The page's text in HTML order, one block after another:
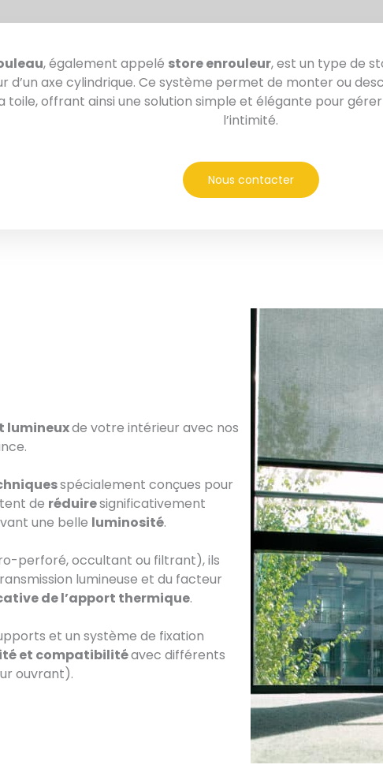
, également appelé store enrouleur, est un type de
d’un axe cylindrique. Ce système permet de monter ou
toile, offrant ainsi une solution simple et élégante pour
l’intimité.
Nous contacter
lumineuxde votre intérieur avec nos
spécialement conçues pour
de réduiresignificativement
une belle luminosité.
perforé, occultant ou filtrant), ils
lumineuse et du facteur
de l’apport thermique.
et un système de fixation
et compatibilitéavec différents
ouvrant).